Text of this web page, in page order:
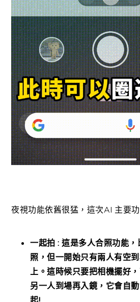
夜視功能依舊很猛，這次AI 主要
一起拍 : 這是多人合照功能
照，但一開始只有兩人有空
上。這時候只要把相機擺好
另一人到場再入鏡，它會自